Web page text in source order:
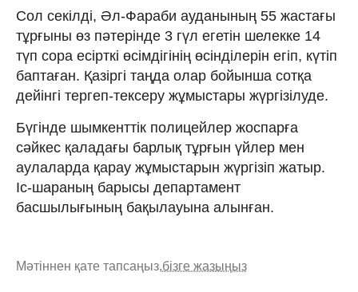
Сол секілді, Әл-Фараби ауданының 55 жастағы
тұрғыны өз пәтерінде 3 гүл егетін шелекке 14
түп сора есірткі өсімдігінің өсінділерін егіп, күтіп
баптаған. Қазіргі таңда олар бойынша сотқа
дейінгі тергеп-тексеру жұмыстары жүргізілуде.
Бүгінде шымкенттік полицейлер жоспарға
сәйкес қаладағы барлық тұрғын үйлер мен
аулаларда қарау жұмыстарын жүргізіп жатыр.
Іс-шараның барысы департамент
басшылығының бақылауына алынған.
Мәтіннен қате тапсаңыз,бізге жазыңыз